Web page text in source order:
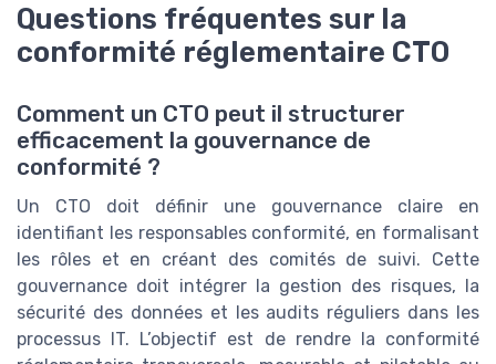
Questions fréquentes sur la
conformité réglementaire CTO
Comment un CTO peut il structurer
efficacement la gouvernance de
conformité ?
Un CTO doit définir une gouvernance claire en
identifiant les responsables conformité, en formalisant
les rôles et en créant des comités de suivi. Cette
gouvernance doit intégrer la gestion des risques, la
sécurité des données et les audits réguliers dans les
processus IT. L’objectif est de rendre la conformité